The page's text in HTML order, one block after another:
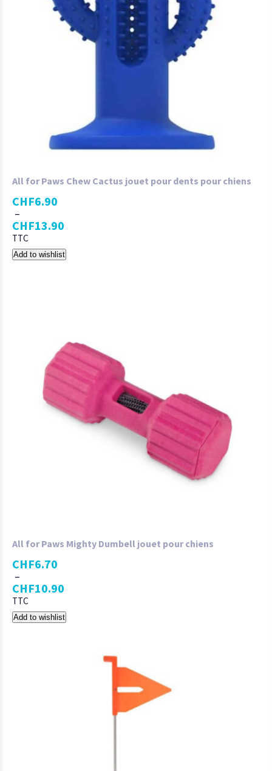
All for Paws Chew Cactus jouet pour dents pour chiens
CHF6.90
–
CHF13.90
TTC
Add to wishlist
All for Paws Mighty Dumbell jouet pour chiens
CHF6.70
–
CHF10.90
TTC
Add to wishlist